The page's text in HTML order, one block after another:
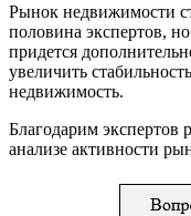
Рынок недвижимости
половина экспертов,
придется
увеличить
недвижимость.
Благодарим экспертов
анализе активности